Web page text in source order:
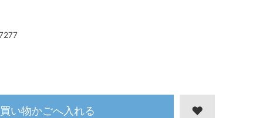
買い物かごへ入れる